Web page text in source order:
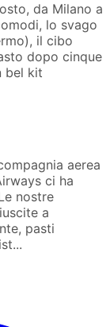
da Milano a
lo svago
il cibo
dopo cinque
bel kit
aerea
ci ha
nostre
a
pasti